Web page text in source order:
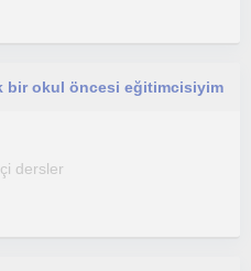
bir okul öncesi eğitimcisiyim
dersler